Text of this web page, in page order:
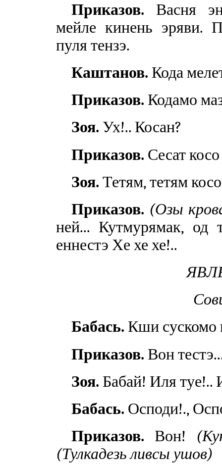
Приказов. Васня
мейле кинень эряви.
пуля тензэ.
Каштанов. Кода
Приказов. Кодамо
Зоя. Ух!.. Косан?
Приказов. Сесат
Зоя. Тетям, тетям
Приказов. (Озы
ней... Кутмурямак, од
еннестэ Хе хе хе!..
Бабась. Кши сускомо
Приказов. Вон
Зоя. Бабай! Иля туе!..
Бабась. Осподи!.,
Приказов. Вон!
(Тулкадезь ливсы ушов)